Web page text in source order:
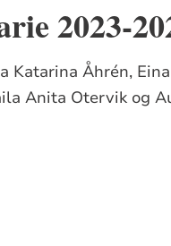
2023-
Katarina Åhrén,
Anita Otervik og